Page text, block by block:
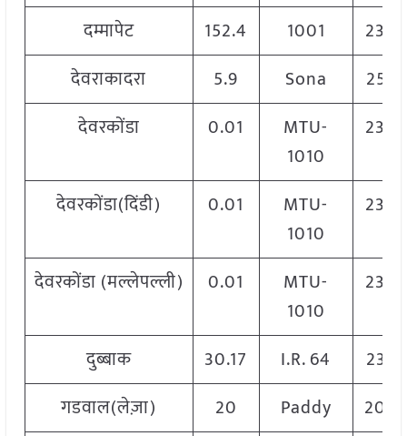
दम्मापेट
152.4 1001
देवराकादरा
5.9 Sona
2506
देवरकोंडा
0.01
MTU-
1010
देवरकोंडा(दिंडी) 0.01
MTU-
1010
देवरकोंडा (मल्लेपल्ली) 0.01
MTU-
1010
दुब्बाक 30.17 I.R. 64
2320
गडवाल(लेज़ा)
20 Paddy